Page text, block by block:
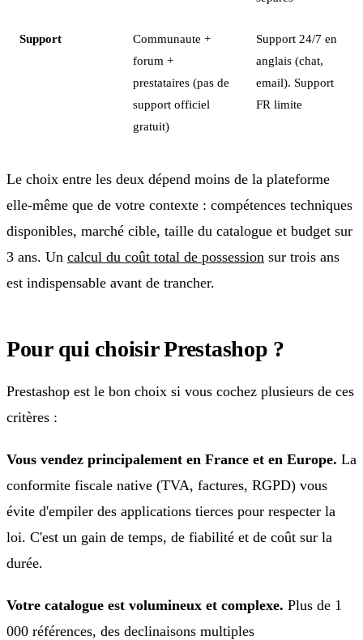
Support
Communaute +
forum +
prestataires (pas de
support officiel
gratuit)
Support 24/7 en
anglais (chat,
email). Support
FR limite
Le choix entre les deux dépend moins de la plateforme
elle-même que de votre contexte : compétences techniques
disponibles, marché cible, taille du catalogue et budget sur
3 ans. Un calcul du coût total de possession sur trois ans
est indispensable avant de trancher.
Pour qui choisir Prestashop ?
Prestashop est le bon choix si vous cochez plusieurs de ces
critères :
Vous vendez principalement en France et en Europe. La
conformite fiscale native (TVA, factures, RGPD) vous
évite d'empiler des applications tierces pour respecter la
loi. C'est un gain de temps, de fiabilité et de coût sur la
durée.
Votre catalogue est volumineux et complexe. Plus de 1
000 références, des declinaisons multiples